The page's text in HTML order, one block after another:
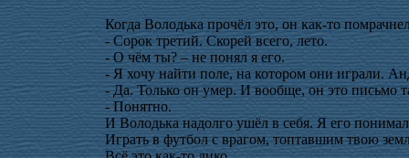
Когда Володька прочёл это, он как-то
- Сорок третий. Скорей всего, лето.
- О чём ты? – не понял я его.
- Я хочу найти поле, на котором они играли.
- Да. Только он умер. И вообще, он это письмо
- Понятно.
И Володька надолго ушёл в себя. Я его
Играть в футбол с врагом, топтавшим твою